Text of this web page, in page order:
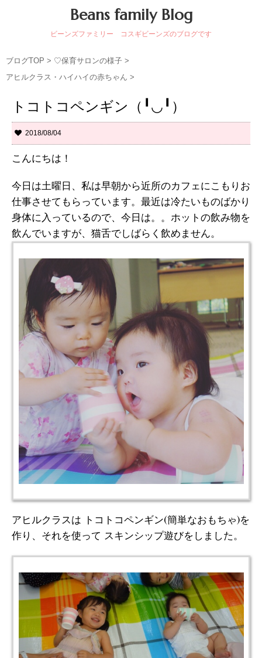
Beans family Blog
ビーンズファミリー コスギビーンズのブログです
ブログTOP > ♡保育サロンの様子 >
アヒルクラス・ハイハイの赤ちゃん >
トコトコペンギン（╹◡╹）
2018/08/04
こんにちは！
今日は土曜日、私は早朝から近所のカフェにこもりお
仕事させてもらっています。最近は冷たいものばかり
身体に入っているので、今日は。。ホットの飲み物を
飲んでいますが、猫舌でしばらく飲めません。
アヒルクラスは トコトコペンギン(簡単なおもちゃ)を
作り、それを使って スキンシップ遊びをしました。